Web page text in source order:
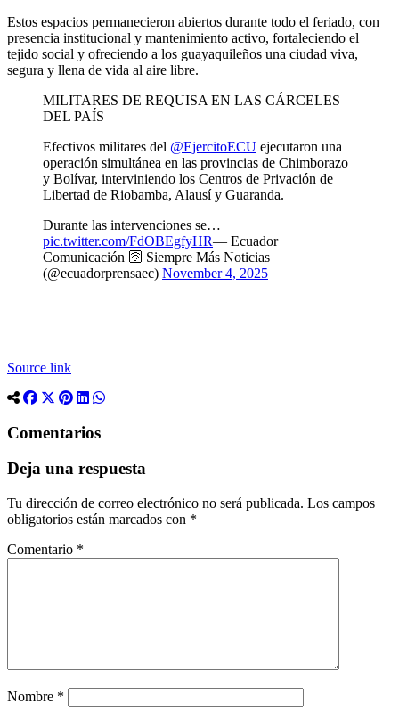
Estos espacios permanecieron abiertos durante todo el feriado, con
presencia institucional y mantenimiento activo, fortaleciendo el
tejido social y ofreciendo a los guayaquileños una ciudad viva,
segura y llena de vida al aire libre.
MILITARES DE REQUISA EN LAS CÁRCELES
DEL PAÍS
Efectivos militares del @EjercitoECU ejecutaron una
operación simultánea en las provincias de Chimborazo
y Bolívar, interviniendo los Centros de Privación de
Libertad de Riobamba, Alausí y Guaranda.
Durante las intervenciones se…
pic.twitter.com/FdOBEgfyHR— Ecuador
Comunicación 🛜 Siempre Más Noticias
(@ecuadorprensaec) November 4, 2025
Source link
Comentarios
Deja una respuesta
Tu dirección de correo electrónico no será publicada. Los campos
obligatorios están marcados con *
Comentario *
Nombre *